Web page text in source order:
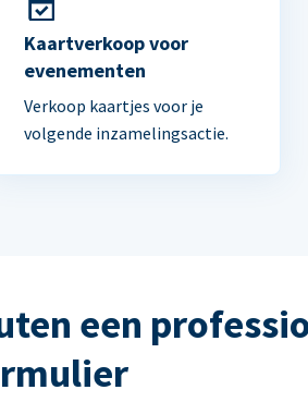
Kaartverkoop voor
evenementen
Verkoop kaartjes voor je
volgende inzamelingsactie.
een